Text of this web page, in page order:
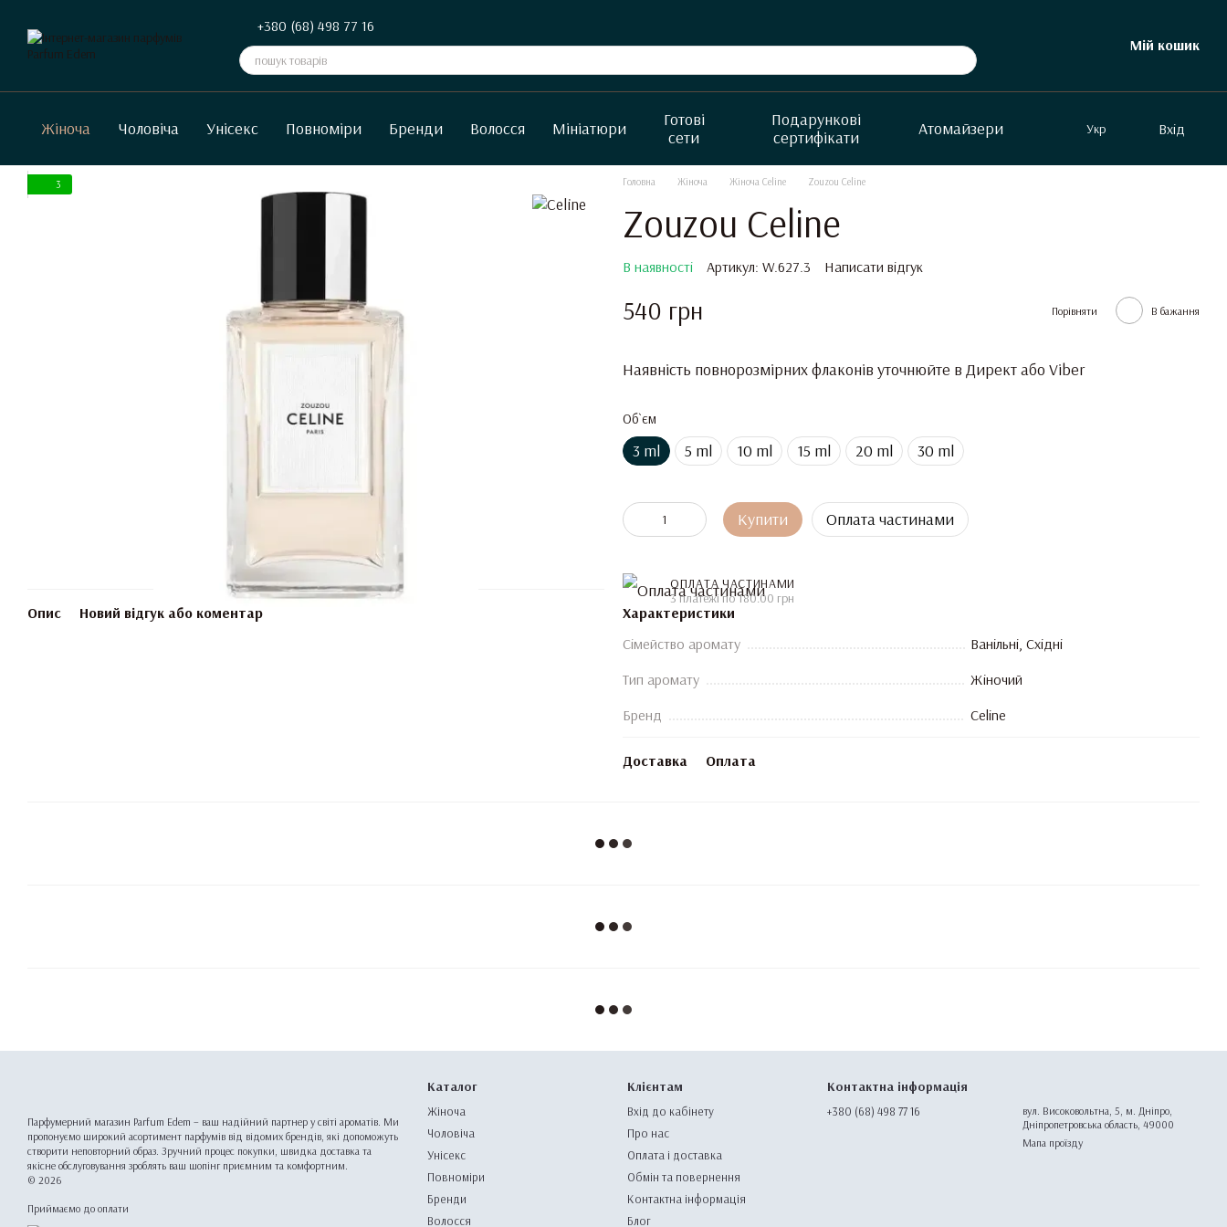
+380 (68) 498 77 16
Мій кошик
Жіноча Чоловіча Унісекс Повноміри Бренди Волосся Мініатюри
Готові
сети
Подарункові
сертифікати
Aтомайзери Укр Вхід
3
Опис Новий відгук або коментар
Головна Жіноча Жіноча Celine Zouzou Celine
Zouzou Celine
В наявності Артикул: W.627.3 Написати відгук
540 грн Порівняти В бажання
Наявність повнорозмірних флаконів уточнюйте в Директ або Viber
Об`єм
3 ml 5 ml 10 ml 15 ml 20 ml 30 ml
Купити Оплата частинами
ОПЛАТА ЧАСТИНАМИ
3 платежі по 180.00 грн
Характеристики
Сімейство аромату
Ванільні, Східні
Тип аромату
Жіночий
Бренд
Celine
Доставка Оплата
Парфумерний магазин Parfum Edem – ваш надійний партнер у світі ароматів. Ми
пропонуємо широкий асортимент парфумів від відомих брендів, які допоможуть
створити неповторний образ. Зручний процес покупки, швидка доставка та
якісне обслуговування зроблять ваш шопінг приємним та комфортним.
© 2026
Приймаємо до оплати
Каталог
Жіноча
Чоловіча
Унісекс
Повноміри
Бренди
Волосся
Клієнтам
Вхід до кабінету
Про нас
Оплата і доставка
Обмін та повернення
Контактна інформація
Блог
Контактна інформація
+380 (68) 498 77 16
вул. Високовольтна, 5, м. Дніпро,
Дніпропетровська область, 49000
Мапа проїзду